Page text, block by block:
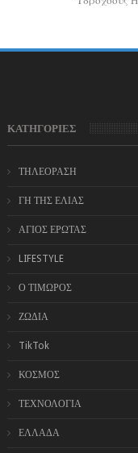
ΚΑΤΗΓΟΡΙΕΣ
ΤΗΛΕΟΡΑΣΗ
ΓΗ ΤΗΣ ΕΛΙΑΣ
ΑΓΙΟΣ ΕΡΩΤΑΣ
LIFESTYLE
Ο ΤΙΜΩΡΟΣ
ΖΩΔΙΑ
TikTok
ΚΟΣΜΟΣ
ΤΕΧΝΟΛΟΓΙΑ
ΕΛΛΑΔΑ